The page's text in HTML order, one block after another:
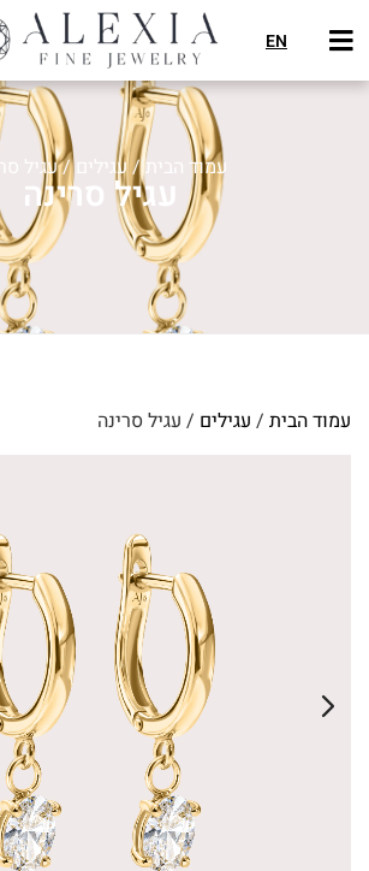
EN
עמוד הבית/עגילים / עגיל
עגיל סרינה
עמוד הבית / עגילים / עגיל סרינה